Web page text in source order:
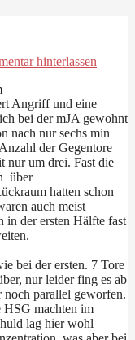
hinterlassen
Angriff und eine
bei der mJA gewohnt
nach nur sechs min
der Gegentore
nur um drei. Fast die
über
hatten schon
auch meist
in der ersten Hälfte fast
bei der ersten. 7 Tore
nur leider fing es ab
noch parallel geworfen.
HSG machten im
lag hier wohl